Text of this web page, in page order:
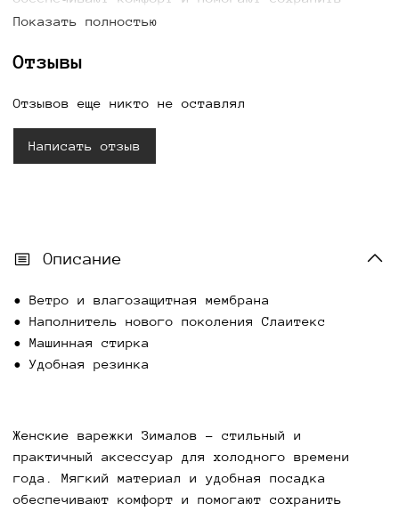
тепло в прохладную погоду. Варежки легко
дополняя повседневные зимние образы. Купить
всей России.
Показать полностью
Отзывы
Отзывов еще никто не оставлял
Написать отзыв
Описание
• Ветро и влагозащитная мембрана
• Наполнитель нового поколения Слаитекс
• ⁠Машинная стирка
• Удобная резинка
Женские варежки Зималов - стильный и
практичный аксессуар для холодного времени
года. Мягкий материал и удобная посадка
обеспечивают комфорт и помогают сохранить